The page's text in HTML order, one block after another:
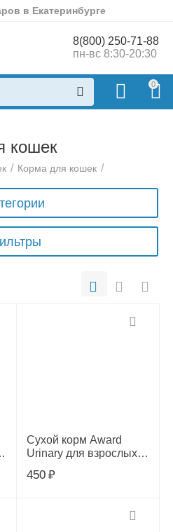
в Екатеринбурге
8(800) 250-71-88
пн-вс 8:30-20:30
0
кошек
/ Корма для кошек /
Сухой корм Award
Urinary для взрослых
профилактики МКБ, с
450 ₽